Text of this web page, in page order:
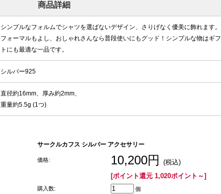
商品詳細
シンプルなフォルムでシャツを選ばないデザイン、さりげなく優美に飾れます。
フォーマルもよし、おしゃれさんなら普段使いにもグッド！シンプルな物はギフ
トにも最適な一品です。
シルバー925
直径約16mm、厚み約2mm、
重量約5.5g (1つ)
サークルカフス シルバー アクセサリー
価格: 10,200円
(税込)
[ポイント還元 1,020ポイント～]
購入数: 個